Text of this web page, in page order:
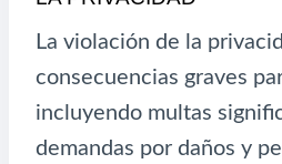
La violación de la
consecuencias graves
incluyendo multas
demandas por daños y